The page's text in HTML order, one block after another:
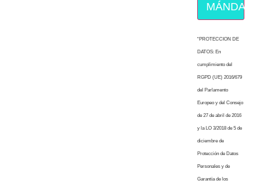
MÁNDAME
“PROTECCION DE
DATOS: En
cumplimiento del
RGPD (UE) 2016/679
del Parlamento
Europeo y del Consejo
de 27 de abril de 2016
y la LO 3/2018 de 5 de
diciembre de
Protección de Datos
Personales y de
Garantía de los